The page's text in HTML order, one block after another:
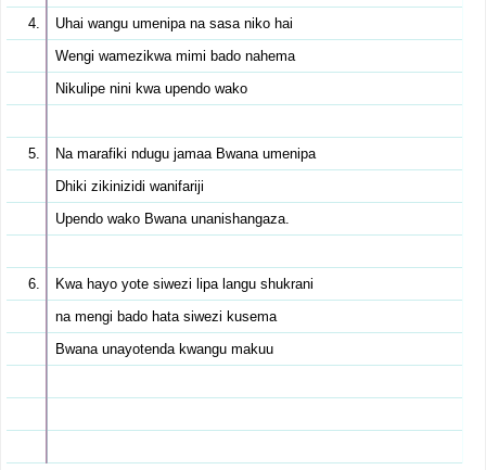
Uhai wangu umenipa na sasa niko hai
Wengi wamezikwa mimi bado nahema
Nikulipe nini kwa upendo wako
Na marafiki ndugu jamaa Bwana umenipa
Dhiki zikinizidi wanifariji
Upendo wako Bwana unanishangaza.
Kwa hayo yote siwezi lipa langu shukrani
na mengi bado hata siwezi kusema
Bwana unayotenda kwangu makuu